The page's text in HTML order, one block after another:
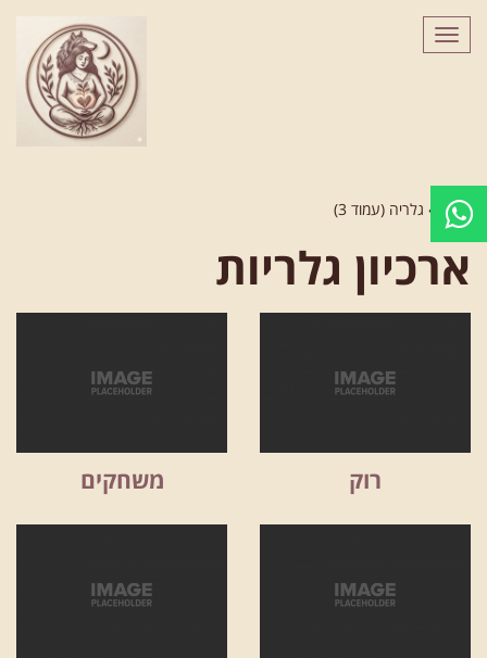
לתוכן
תפריט
ראשי » גלריה (עמוד 3)
ארכיון גלריות
רוק משחקים